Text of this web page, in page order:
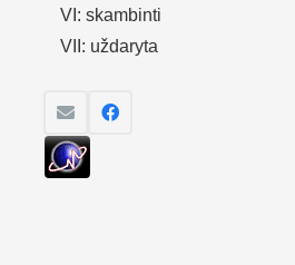
VI: skambinti
VII: uždaryta